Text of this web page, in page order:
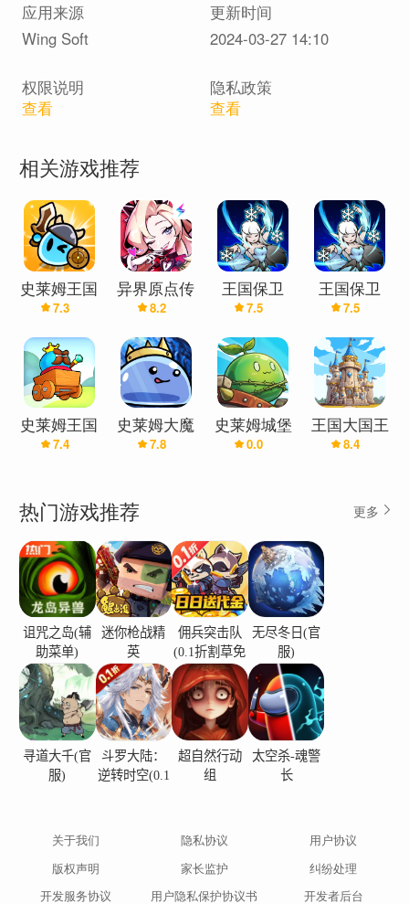
应用来源
更新时间
Wing Soft
2024-03-27 14:10
权限说明
查看
隐私政策
查看
相关游戏推荐
史莱姆王国
大亨
7.3
异界原点传
说：史莱姆
不哭
8.2
王国保卫
战:魔法VS
史莱姆-免
费内购
7.5
王国保卫
战:魔法VS
史莱姆
7.5
史莱姆王国
塔防
7.4
史莱姆大魔
王
7.8
史莱姆城堡
0.0
王国大国王
8.4
热门游戏推荐 更多
诅咒之岛(辅
助菜单)
迷你枪战精
英
佣兵突击队
(0.1折割草免
费版)
无尽冬日(官
服)
寻道大千(官
服)
斗罗大陆：
逆转时空(0.1
超自然行动
组
太空杀-魂警
长
关于我们 隐私协议
用户协议
版权声明
家长监护
纠纷处理
开发服务协议
用户隐私保护协议书 开发者后台